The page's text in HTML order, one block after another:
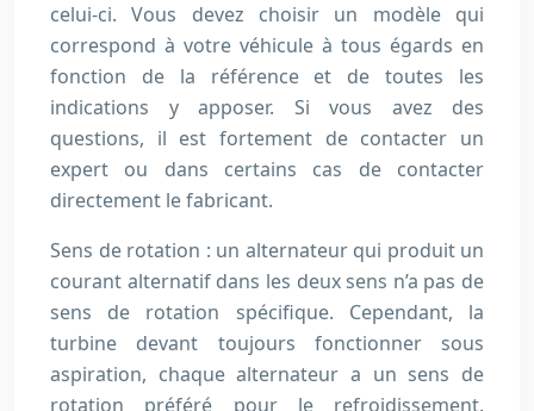
celui-ci. Vous devez choisir un modèle qui
correspond à votre véhicule à tous égards en
fonction de la référence et de toutes les
indications y apposer. Si vous avez des
questions, il est fortement de contacter un
expert ou dans certains cas de contacter
directement le fabricant.
Sens de rotation : un alternateur qui produit un
courant alternatif dans les deux sens n’a pas de
sens de rotation spécifique. Cependant, la
turbine devant toujours fonctionner sous
aspiration, chaque alternateur a un sens de
rotation préféré pour le refroidissement.